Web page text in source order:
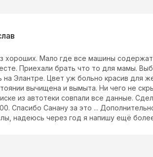
хороших. Мало где все машины
Приехали брать что то для мамы.
на Элантре. Цвет уж больно красив для
вычищена и вымыта. Ни чего не
из автотеки совпали все данные.
Спасибо Санану за это ...
надеюсь через год я напишу ещё